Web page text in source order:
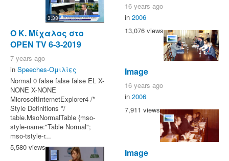
3:33
Ο Κ. Μίχαλος στο
OPEN TV 6-3-2019
7 years ago
in Speeches-Ομιλίες
Normal 0 false false false EL X-
NONE X-NONE
MicrosoftInternetExplorer4 /*
Style Definitions */
table.MsoNormalTable {mso-
style-name:"Table Normal";
mso-tstyle-r...
5,580 views
16 years ago
in 2006
13,076 views
Image
16 years ago
in 2006
7,911 views
Image